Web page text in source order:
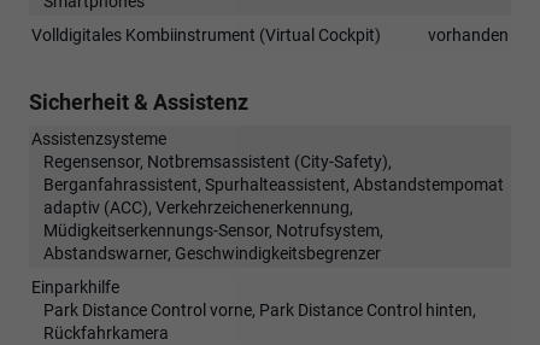
Volldigitales Kombiinstrument (Virtual Cockpit)
vorhanden
Sicherheit & Assistenz
Assistenzsysteme
Regensensor, Notbremsassistent (City-Safety),
Berganfahrassistent, Spurhalteassistent, Abstandstempomat
adaptiv (ACC), Verkehrzeichenerkennung,
Müdigkeitserkennungs-Sensor, Notrufsystem,
Abstandswarner, Geschwindigkeitsbegrenzer
Einparkhilfe
Park Distance Control vorne, Park Distance Control hinten,
Rückfahrkamera